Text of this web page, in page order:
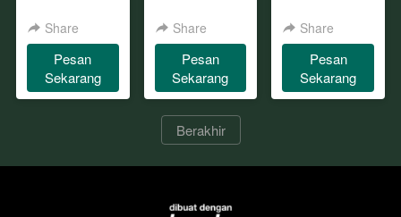
Share
Pesan
Sekarang
Share
Pesan
Sekarang
Share
Pesan
Sekarang
`Berakhir